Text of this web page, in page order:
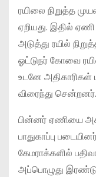
ரயிலை நிறுத்த
ஏறியது. இதில்
அடுத்து ரயில்
ஓட்டுநர் கோவை
உடனே அதிகாரிகள்
விரைந்து சென்றனர்.
பின்னர் ஏணியை
பாதுகாப்பு
கேமராக்களில்
அப்பொழுது இரண்டு